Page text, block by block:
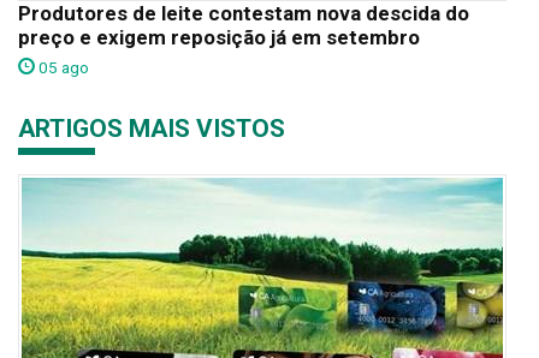
Produtores de leite contestam nova descida do
preço e exigem reposição já em setembro
05 ago
ARTIGOS MAIS VISTOS